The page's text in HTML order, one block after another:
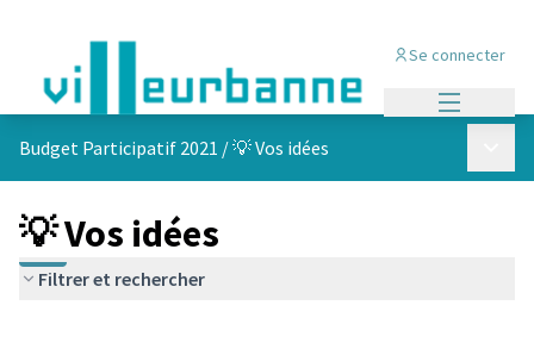
Se connecter
Budget Participatif 2021 /💡 Vos idées
💡 Vos idées
Filtrer et rechercher